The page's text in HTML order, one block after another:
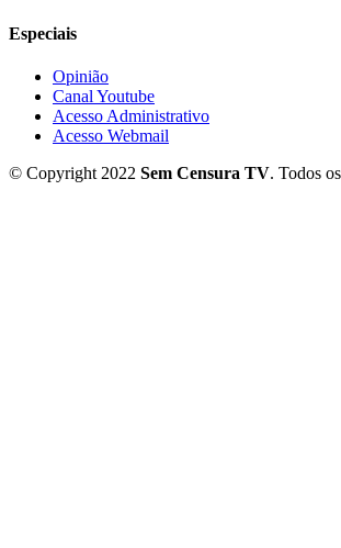
Especiais
Opinião
Canal Youtube
Acesso Administrativo
Acesso Webmail
© Copyright 2022 Sem Censura TV. Todos